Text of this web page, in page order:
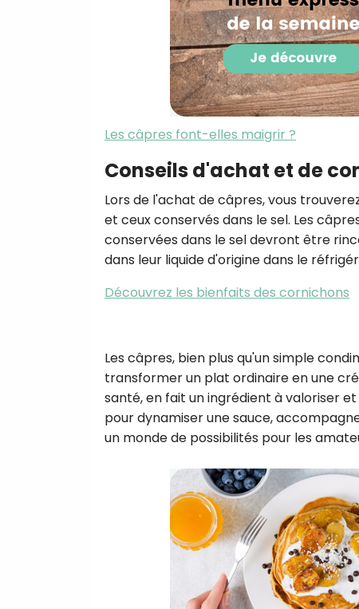
Les câpres font-elles maigrir ?
Conseils d'achat et de
Lors de l'achat de câpres, vous
et ceux conservés dans le sel. Les
conservées dans le sel devront être
dans leur liquide d'origine dans le
Découvrez les bienfaits des cornichons
Les câpres, bien plus qu'un simple
transformer un plat ordinaire en une
santé, en fait un ingrédient à valoriser
pour dynamiser une sauce,
un monde de possibilités pour les